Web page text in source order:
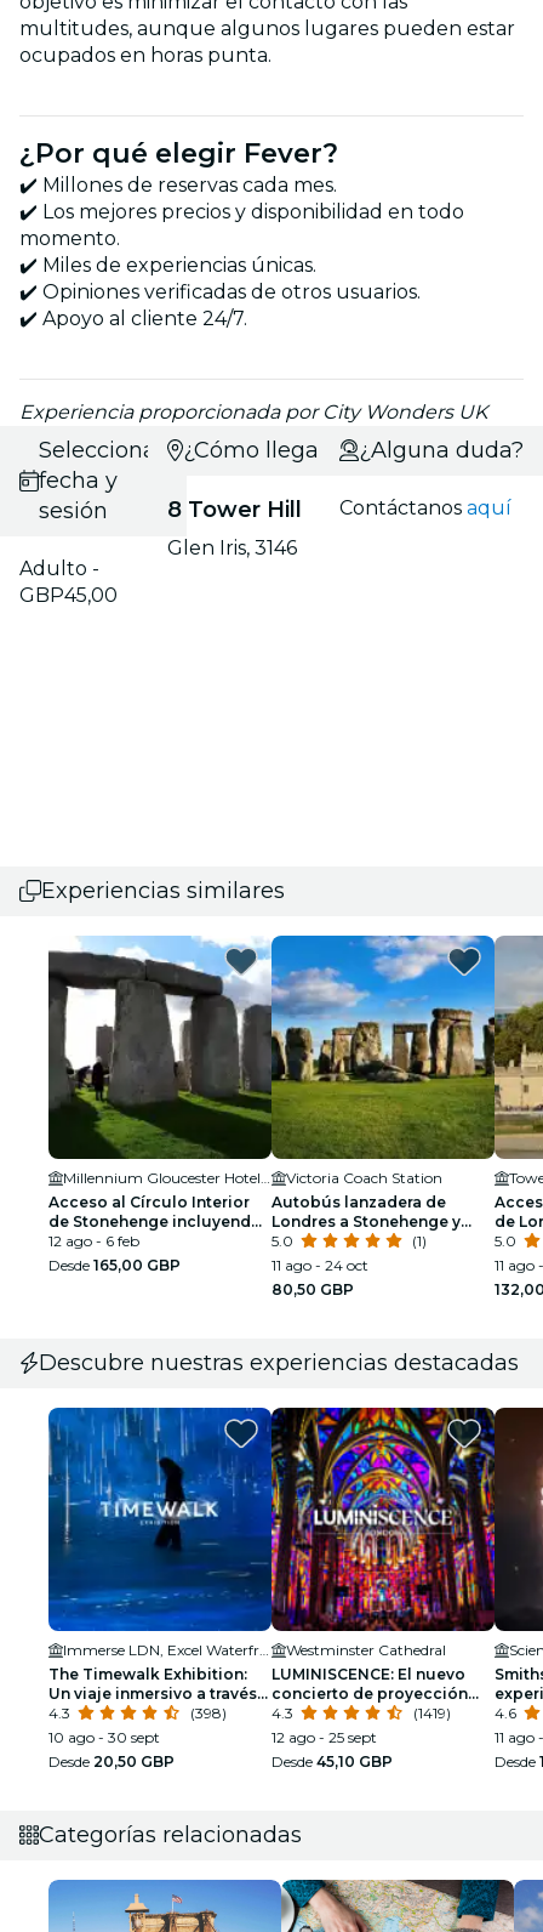
multitudes, aunque algunos lugares pueden estar
ocupados en horas punta.
¿Por qué elegir Fever?
✔️ Millones de reservas cada mes.
✔️ Los mejores precios y disponibilidad en todo
momento.
✔️ Miles de experiencias únicas.
✔️ Opiniones verificadas de otros usuarios.
✔️ Apoyo al cliente 24/7.
Experiencia proporcionada por City Wonders UK
Selecciona
fecha y
sesión
Adulto -
GBP45,00
¿Cómo llegar?
8 Tower Hill
Glen Iris, 3146
¿Alguna duda?
Contáctanosaquí
Experiencias similares
Acceso al Círculo Interior
de Stonehenge incluyendo
Bath y Lacock Excursión de
un día desde Londres
12 ago - 6 feb
Desde 165,00 GBP
Victoria Coach Station
Autobús lanzadera de
Londres a Stonehenge y
excursión independiente de
un día
5.0
(1)
11 ago - 24 oct
80,50 GBP
de
con
5.0
11 ago
Descubre nuestras experiencias destacadas
The Timewalk Exhibition:
Un viaje inmersivo a través
de las civilizaciones
4.3
(398)
10 ago - 30 sept
Desde 20,50 GBP
Westminster Cathedral
LUMINISCENCE: El nuevo
concierto de proyección
360° en la Catedral de
Westminster
4.3
(1419)
12 ago - 25 sept
Desde 45,10 GBP
4.6
11 ago
Desde
Categorías relacionadas